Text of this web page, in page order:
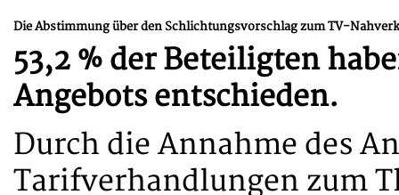
Die Abstimmung über den Schlichtungsvorschlag zum TV-
53,2 % der Beteiligten
Angebots entschieden.
Durch die Annahme des
Tarifverhandlungen zum